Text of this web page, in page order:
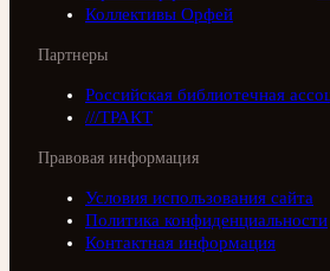
Коллективы Орфей
Партнеры
Российская библиотечная
///ТРАКТ
Правовая информация
Условия использования сайта
Политика конфиденциальности
Контактная информация